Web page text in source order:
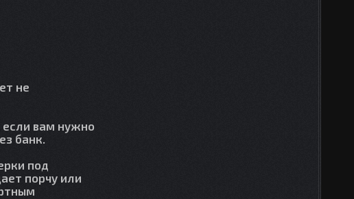
не
если вам нужно
банк.
под
порчу или